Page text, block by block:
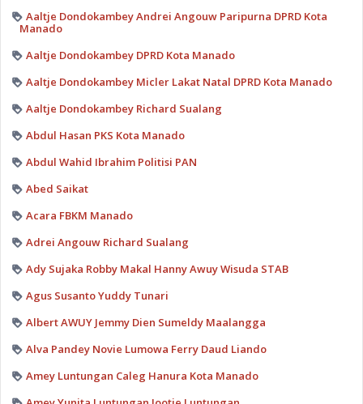
Aaltje Dondokambey Andrei Angouw Paripurna DPRD Kota
Manado
Aaltje Dondokambey DPRD Kota Manado
Aaltje Dondokambey Micler Lakat Natal DPRD Kota Manado
Aaltje Dondokambey Richard Sualang
Abdul Hasan PKS Kota Manado
Abdul Wahid Ibrahim Politisi PAN
Abed Saikat
Acara FBKM Manado
Adrei Angouw Richard Sualang
Ady Sujaka Robby Makal Hanny Awuy Wisuda STAB
Agus Susanto Yuddy Tunari
Albert AWUY Jemmy Dien Sumeldy Maalangga
Alva Pandey Novie Lumowa Ferry Daud Liando
Amey Luntungan Caleg Hanura Kota Manado